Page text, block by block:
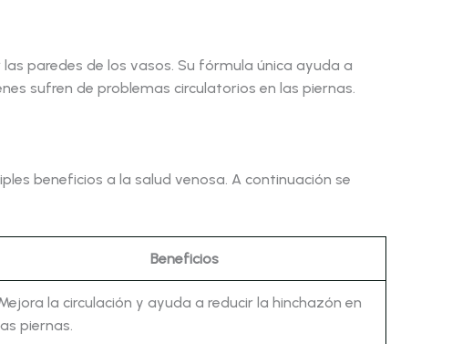
paredes de los vasos. Su fórmula única ayuda a
sufren de problemas circulatorios en las piernas.
beneficios a la salud venosa. A continuación se
Beneficios
la circulación y ayuda a reducir la hinchazón en
las piernas.